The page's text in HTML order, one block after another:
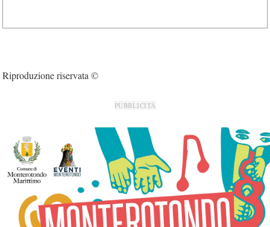
Riproduzione riservata ©
PUBBLICITÀ